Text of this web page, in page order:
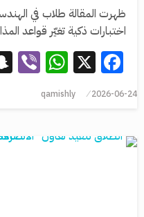
ظهرت المقالة طلاب في
اختبارات ذكية تغيّر قواعد
Facebook
X
2026-06-24
qamishly